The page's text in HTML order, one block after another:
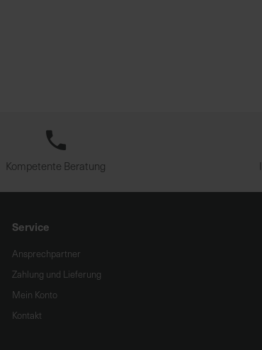
Kompetente Beratung
Service
Ansprechpartner
Zahlung und Lieferung
Mein Konto
Kontakt